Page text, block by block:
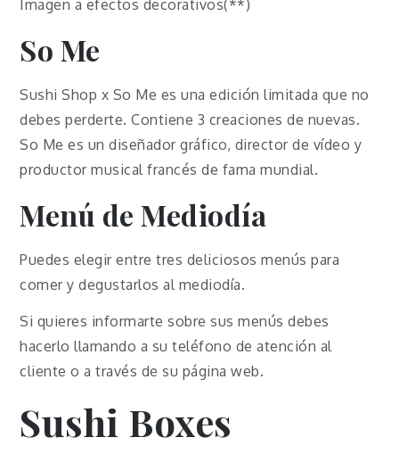
Imagen a efectos decorativos(**)
So Me
Sushi Shop x So Me es una edición limitada que no
debes perderte. Contiene 3 creaciones de nuevas.
So Me es un diseñador gráfico, director de vídeo y
productor musical francés de fama mundial.
Menú de Mediodía
Puedes elegir entre tres deliciosos menús para
comer y degustarlos al mediodía.
Si quieres informarte sobre sus menús debes
hacerlo llamando a su teléfono de atención al
cliente o a través de su página web.
Sushi Boxes